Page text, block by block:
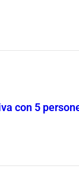
con 5